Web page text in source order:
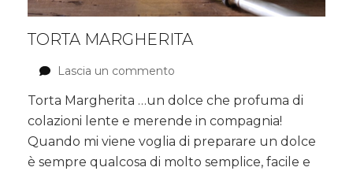
TORTA MARGHERITA
Lascia un commento
Margherita
Torta Margherita …un dolce che profuma di
colazioni lente e merende in compagnia!
Quando mi viene voglia di preparare un dolce
è sempre qualcosa di molto semplice, facile e